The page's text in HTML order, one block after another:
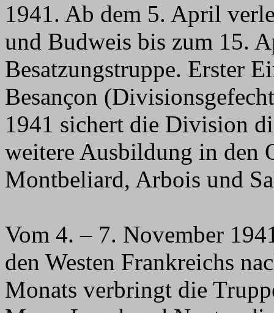
1941. Ab dem 5. April
und Budweis bis zum 15.
Besatzungstruppe. Erster
Besançon
1941 sichert die Division
weitere Ausbildung in den
Montbeliard, Arbois und
Vom 4. – 7. November
den Westen Frankreichs
Monats verbringt die